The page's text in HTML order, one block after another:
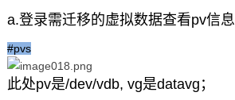
a.登录需迁移的虚拟数据查看pv信息
#pvs
此处pv是/dev/vdb, vg是datavg；